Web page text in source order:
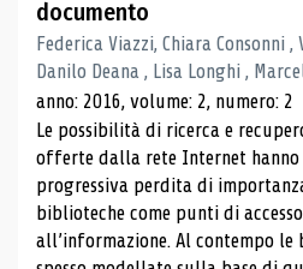
documento
Federica Viazzi, Chiara Consonni ,
Danilo Deana , Lisa Longhi ,
anno: 2016, volume: 2, numero: 2
Le possibilità di ricerca e
offerte dalla rete Internet
progressiva perdita di
biblioteche come punti di
all’informazione. Al contempo